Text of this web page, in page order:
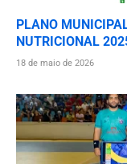
PLANO
NUTRICIONAL
18 de maio de 2026